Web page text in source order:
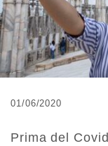
01/06/2020
Prima del